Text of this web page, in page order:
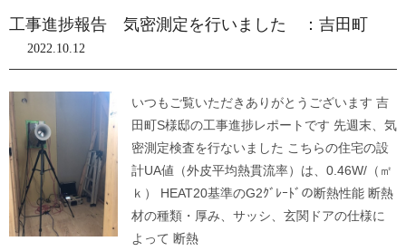
工事進捗報告 気密測定を行いました ：吉田町
2022.10.12
いつもご覧いただきありがとうございます 吉
田町S様邸の工事進捗レポートです 先週末、気
密測定検査を行ないました こちらの住宅の設
計UA値（外皮平均熱貫流率）は、0.46W/（㎡
ｋ） HEAT20基準のG2ｸﾞﾚｰﾄﾞの断熱性能 断熱
材の種類・厚み、サッシ、玄関ドアの仕様に
よって 断熱